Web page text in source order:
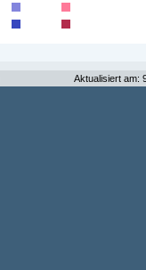
Aktualisiert am: